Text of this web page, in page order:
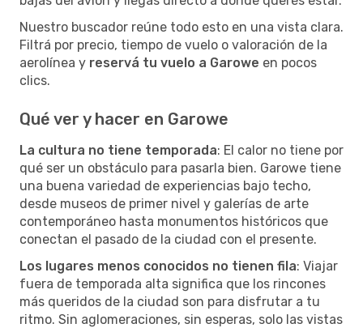
Nuestro buscador reúne todo esto en una vista clara.
Filtrá por precio, tiempo de vuelo o valoración de la
aerolínea y reservá tu vuelo a Garowe en pocos
clics.
Qué ver y hacer en Garowe
La cultura no tiene temporada: El calor no tiene por
qué ser un obstáculo para pasarla bien. Garowe tiene
una buena variedad de experiencias bajo techo,
desde museos de primer nivel y galerías de arte
contemporáneo hasta monumentos históricos que
conectan el pasado de la ciudad con el presente.
Los lugares menos conocidos no tienen fila: Viajar
fuera de temporada alta significa que los rincones
más queridos de la ciudad son para disfrutar a tu
ritmo. Sin aglomeraciones, sin esperas, solo las vistas